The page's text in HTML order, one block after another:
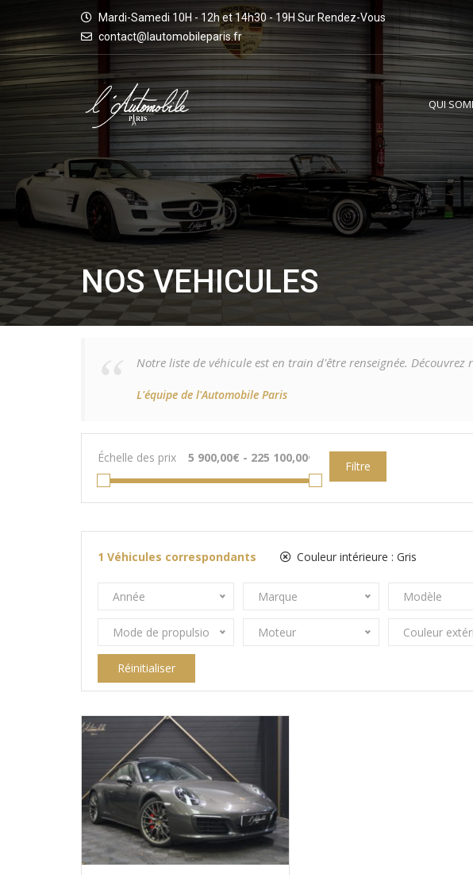
Mardi-Samedi 10H - 12h et 14h30 - 19H Sur Rendez-Vous
contact@lautomobileparis.fr
QUI
NOS VEHICULES
Notre liste de véhicule est en train d'être renseignée.
L'équipe de l'Automobile Paris
Échelle des prix
Filtre
1 Véhicules correspondants Couleur intérieure : Gris
Année Marque Modèle
Mode de propulsion Moteur Couleur
Réinitialiser